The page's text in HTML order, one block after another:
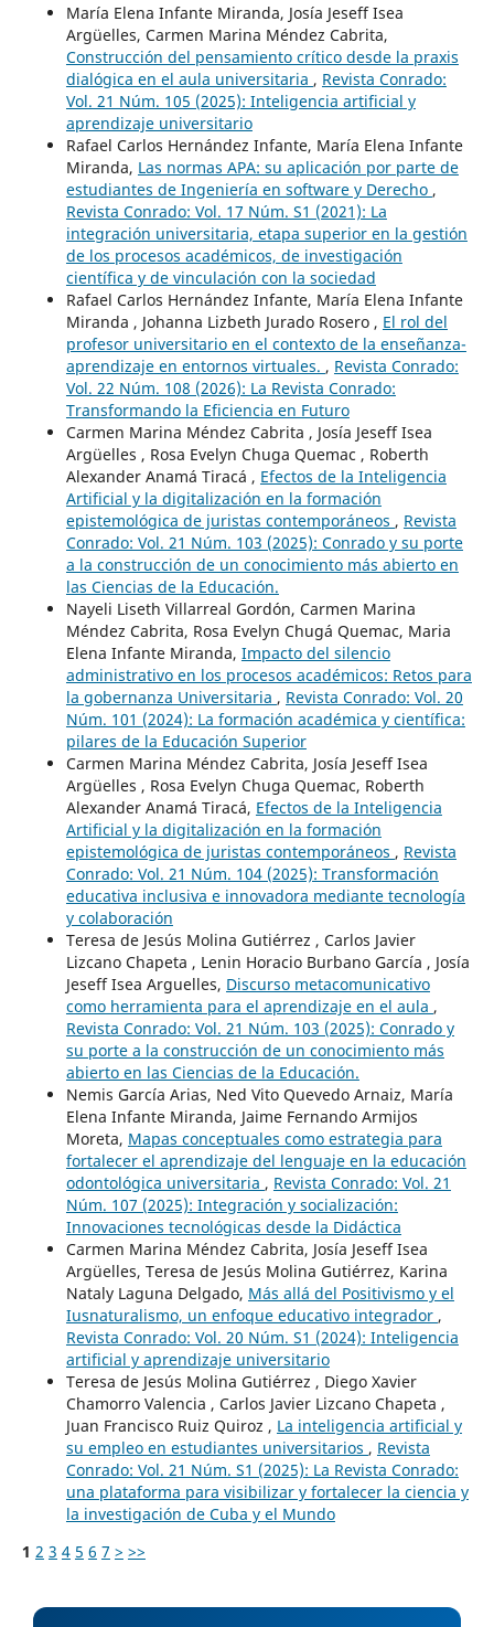
María Elena Infante Miranda, Josía Jeseff Isea
Argüelles, Carmen Marina Méndez Cabrita,
Construcción del pensamiento crítico desde la praxis
dialógica en el aula universitaria , Revista Conrado:
Vol. 21 Núm. 105 (2025): Inteligencia artificial y
aprendizaje universitario
Rafael Carlos Hernández Infante, María Elena Infante
Miranda, Las normas APA: su aplicación por parte de
estudiantes de Ingeniería en software y Derecho ,
Revista Conrado: Vol. 17 Núm. S1 (2021): La
integración universitaria, etapa superior en la gestión
de los procesos académicos, de investigación
científica y de vinculación con la sociedad
Rafael Carlos Hernández Infante, María Elena Infante
Miranda , Johanna Lizbeth Jurado Rosero , El rol del
profesor universitario en el contexto de la enseñanza-
aprendizaje en entornos virtuales. , Revista Conrado:
Vol. 22 Núm. 108 (2026): La Revista Conrado:
Transformando la Eficiencia en Futuro
Carmen Marina Méndez Cabrita , Josía Jeseff Isea
Argüelles , Rosa Evelyn Chuga Quemac , Roberth
Alexander Anamá Tiracá , Efectos de la Inteligencia
Artificial y la digitalización en la formación
epistemológica de juristas contemporáneos , Revista
Conrado: Vol. 21 Núm. 103 (2025): Conrado y su porte
a la construcción de un conocimiento más abierto en
las Ciencias de la Educación.
Nayeli Liseth Villarreal Gordón, Carmen Marina
Méndez Cabrita, Rosa Evelyn Chugá Quemac, Maria
Elena Infante Miranda, Impacto del silencio
administrativo en los procesos académicos: Retos para
la gobernanza Universitaria , Revista Conrado: Vol. 20
Núm. 101 (2024): La formación académica y científica:
pilares de la Educación Superior
Carmen Marina Méndez Cabrita, Josía Jeseff Isea
Argüelles , Rosa Evelyn Chuga Quemac, Roberth
Alexander Anamá Tiracá, Efectos de la Inteligencia
Artificial y la digitalización en la formación
epistemológica de juristas contemporáneos , Revista
Conrado: Vol. 21 Núm. 104 (2025): Transformación
educativa inclusiva e innovadora mediante tecnología
y colaboración
Teresa de Jesús Molina Gutiérrez , Carlos Javier
Lizcano Chapeta , Lenin Horacio Burbano García , Josía
Jeseff Isea Arguelles, Discurso metacomunicativo
como herramienta para el aprendizaje en el aula ,
Revista Conrado: Vol. 21 Núm. 103 (2025): Conrado y
su porte a la construcción de un conocimiento más
abierto en las Ciencias de la Educación.
Nemis García Arias, Ned Vito Quevedo Arnaiz, María
Elena Infante Miranda, Jaime Fernando Armijos
Moreta, Mapas conceptuales como estrategia para
fortalecer el aprendizaje del lenguaje en la educación
odontológica universitaria , Revista Conrado: Vol. 21
Núm. 107 (2025): Integración y socialización:
Innovaciones tecnológicas desde la Didáctica
Carmen Marina Méndez Cabrita, Josía Jeseff Isea
Argüelles, Teresa de Jesús Molina Gutiérrez, Karina
Nataly Laguna Delgado, Más allá del Positivismo y el
Iusnaturalismo, un enfoque educativo integrador ,
Revista Conrado: Vol. 20 Núm. S1 (2024): Inteligencia
artificial y aprendizaje universitario
Teresa de Jesús Molina Gutiérrez , Diego Xavier
Chamorro Valencia , Carlos Javier Lizcano Chapeta ,
Juan Francisco Ruiz Quiroz , La inteligencia artificial y
su empleo en estudiantes universitarios , Revista
Conrado: Vol. 21 Núm. S1 (2025): La Revista Conrado:
una plataforma para visibilizar y fortalecer la ciencia y
la investigación de Cuba y el Mundo
1 2 3 4 5 6 7 > >>